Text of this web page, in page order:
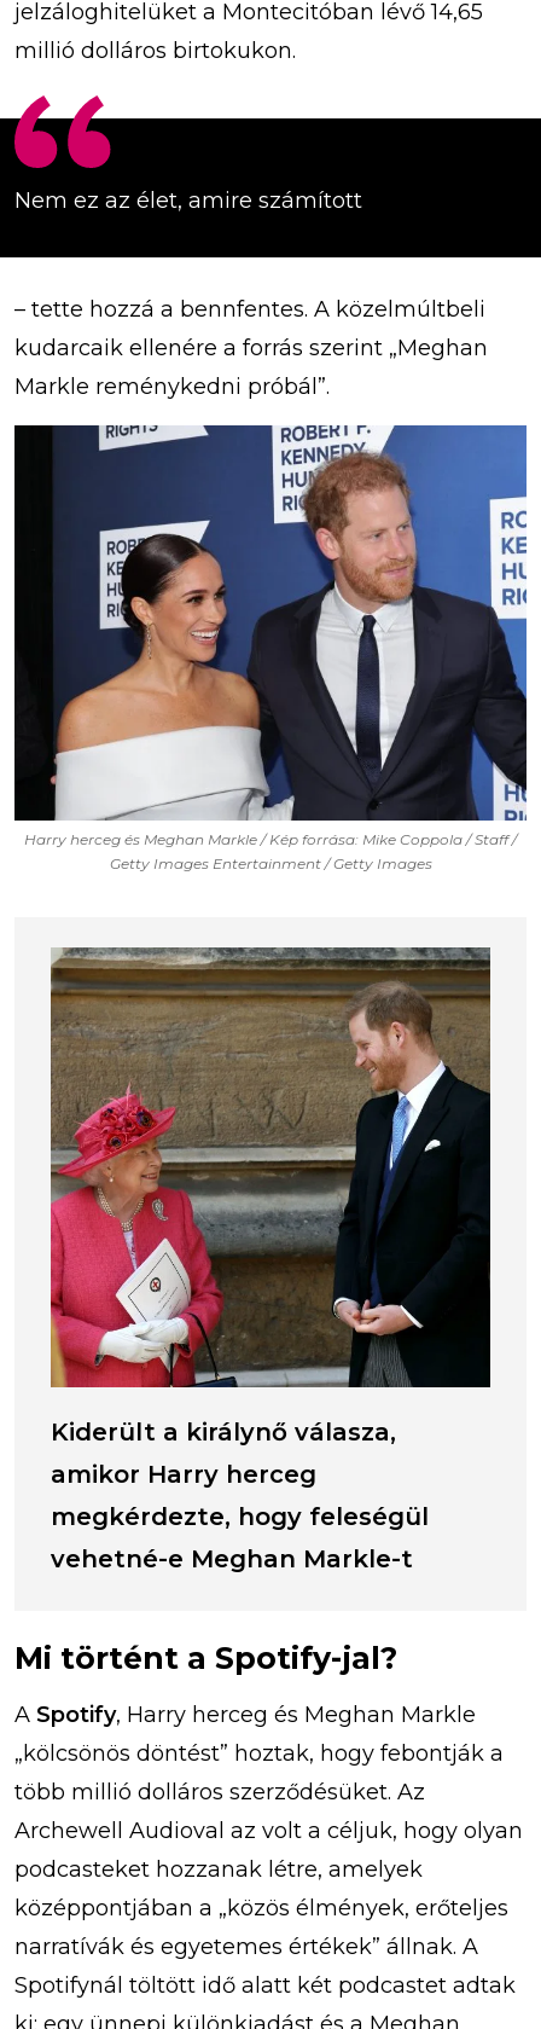
jelzáloghitelüket a Montecitóban lévő 14,65
millió dolláros birtokukon.
Nem ez az élet, amire számított
– tette hozzá a bennfentes. A közelmúltbeli
kudarcaik ellenére a forrás szerint „Meghan
Markle reménykedni próbál”.
Harry herceg és Meghan Markle / Kép forrása: Mike Coppola / Staff /
Getty Images Entertainment / Getty Images
Kiderült a királynő válasza,
amikor Harry herceg
megkérdezte, hogy feleségül
vehetné-e Meghan Markle-t
Mi történt a Spotify-jal?
A Spotify, Harry herceg és Meghan Markle
„kölcsönös döntést” hoztak, hogy febontják a
több millió dolláros szerződésüket. Az
Archewell Audioval az volt a céljuk, hogy olyan
podcasteket hozzanak létre, amelyek
középpontjában a „közös élmények, erőteljes
narratívák és egyetemes értékek” állnak. A
Spotifynál töltött idő alatt két podcastet adtak